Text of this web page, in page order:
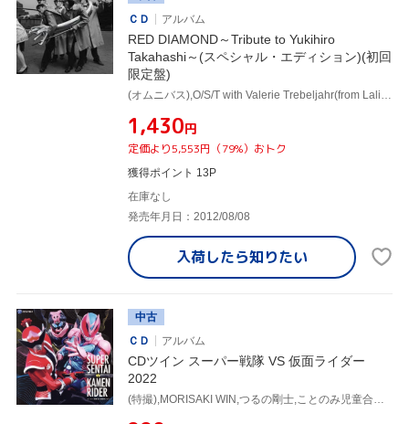
ＣＤ
アルバム
RED DIAMOND～Tribute to Yukihiro
Takahashi～(スペシャル・エディション)(初回
限定盤)
¥1,430円
定価より5,553円（79%）おトク
獲得ポイント 13P
在庫なし
発売年月日：2012/08/08
入荷したら知りたい
中古
ＣＤ
アルバム
CDツイン スーパー戦隊 VS 仮面ライダー
2022